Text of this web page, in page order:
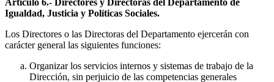
Igualdad, Justicia y Políticas Sociales.
Los Directores o las Directoras del Departamento ejercerán con
carácter general las siguientes funciones:
Organizar los servicios internos y sistemas de trabajo de la
Dirección, sin perjuicio de las competencias generales